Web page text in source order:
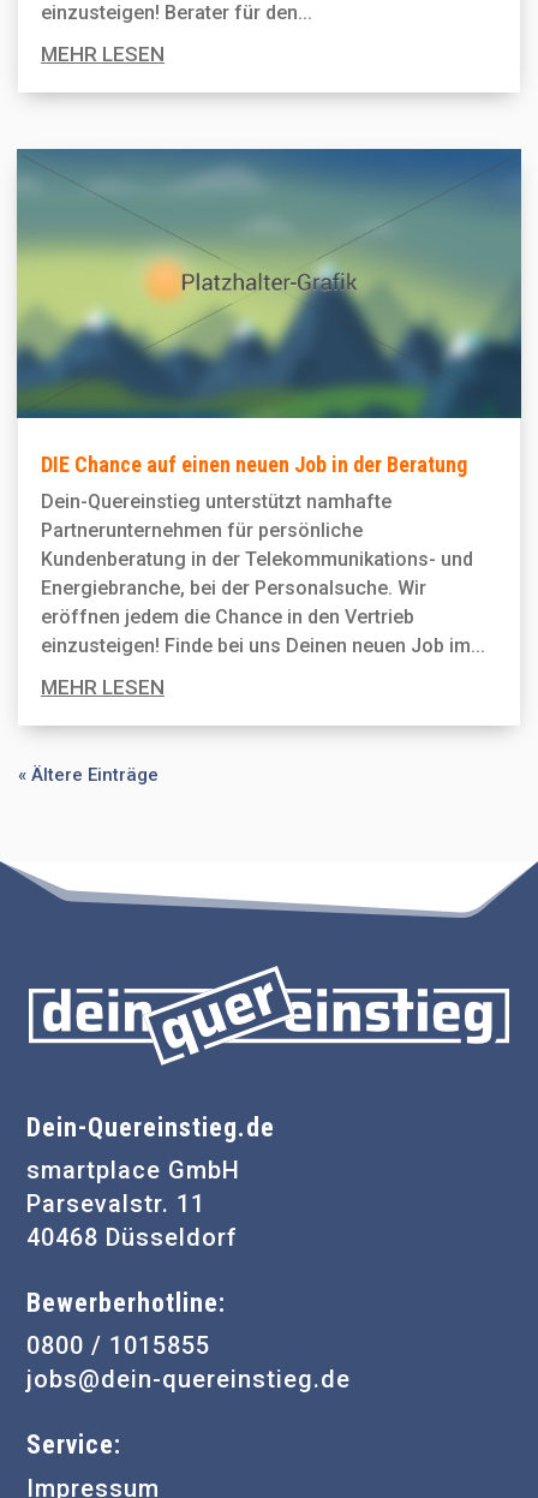
einzusteigen! Berater für den...
MEHR LESEN
DIE Chance auf einen neuen Job in der Beratung
Dein-Quereinstieg unterstützt namhafte
Partnerunternehmen für persönliche
Kundenberatung in der Telekommunikations- und
Energiebranche, bei der Personal­suche. Wir
eröffnen jedem die Chance in den Vertrieb
einzusteigen! Finde bei uns Deinen neuen Job im...
MEHR LESEN
« Ältere Einträge
Dein-Quereinstieg.de
smartplace GmbH
Parsevalstr. 11
40468 Düsseldorf
Bewerberhotline:
0800 / 1015855
jobs@dein-quereinstieg.de
Service:
Impressum